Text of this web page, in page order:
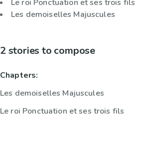
Le roi Ponctuation et ses trois fils
Les demoiselles Majuscules
2 stories to compose
Chapters:
Les demoiselles Majuscules
Le roi Ponctuation et ses trois fils